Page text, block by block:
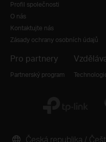
Profil společnosti
O nás
Kontaktujte nás
Zásady ochrany osobních údajů
Pro partnery
Partnerský program
Česká republika /